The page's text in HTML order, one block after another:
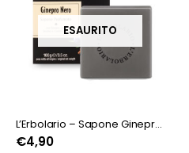
ESAURITO
L’Erbolario – Sapone Ginepro Nero
€4,90